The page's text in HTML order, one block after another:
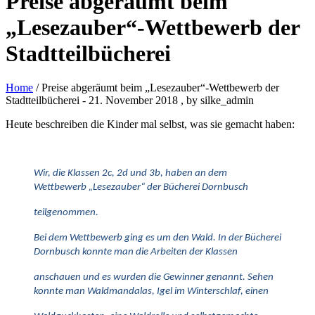
„Lesezauber“-Wettbewerb der
Stadtteilbücherei
Home / Preise abgeräumt beim „Lesezauber“-Wettbewerb der
Stadtteilbücherei - 21. November 2018 , by silke_admin
Heute beschreiben die Kinder mal selbst, was sie gemacht haben:
Wir, die Klassen 2c, 2d und 3b, haben an dem
Wettbewerb „Lesezauber“ der Bücherei Dornbusch
teilgenommen.
Bei dem Wettbewerb ging es um den Wald. In der Bücherei
Dornbusch konnte man die Arbeiten der Klassen
anschauen und es wurden die Gewinner genannt. Sehen
konnte man Waldmandalas, Igel im Winterschlaf, einen